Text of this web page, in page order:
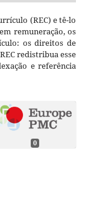
(REC) e tê-lo
remuneração, os
os direitos de
redistribua esse
e referência
0